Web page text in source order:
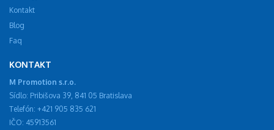
Kontakt
Blog
Faq
KONTAKT
M Promotion s.r.o.
Sídlo: Pribišova 39, 841 05 Bratislava
Telefón: +421 905 835 621
IČO: 45913561